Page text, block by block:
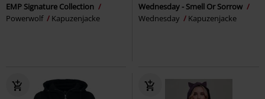
EMP Signature Collection
Powerwolf
Kapuzenjacke
Wednesday - Smell Or Sorrow
Wednesday
Kapuzenjacke